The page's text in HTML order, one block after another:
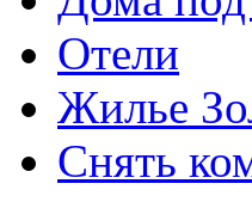
Отели
Жилье
Снять